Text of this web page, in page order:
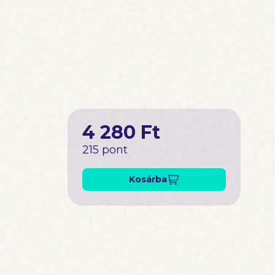
4 280 Ft
215 pont
Kosárba